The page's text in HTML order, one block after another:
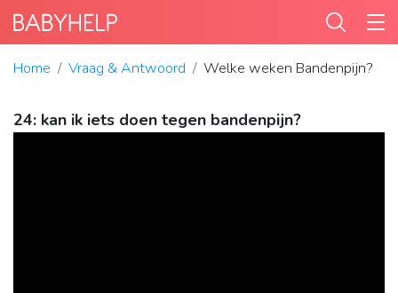
Home Vraag & Antwoord Welke weken Bandenpijn?
24: kan ik iets doen tegen bandenpijn?